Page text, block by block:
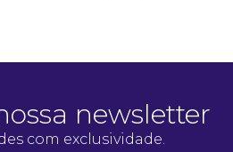
newsletter
com exclusividade.